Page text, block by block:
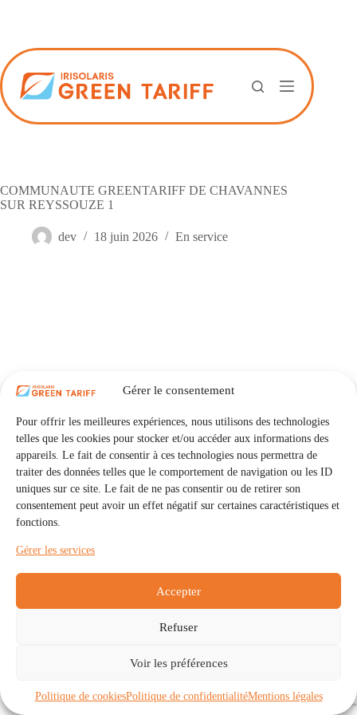
Gérer le consentement
Pour offrir les meilleures expériences, nous utilisons des technologies
telles que les cookies pour stocker et/ou accéder aux informations des
appareils. Le fait de consentir à ces technologies nous permettra de
traiter des données telles que le comportement de navigation ou les ID
uniques sur ce site. Le fait de ne pas consentir ou de retirer son
consentement peut avoir un effet négatif sur certaines caractéristiques et
fonctions.
Gérer les services
Accepter
Refuser
Voir les préférences
Politique de cookiesPolitique de confidentialitéMentions légales
COMMUNAUTE GREENTARIFF DE CHAVANNES
SUR REYSSOUZE 1
dev 18 juin 2026 En service
Communautés
À propos
Politique de cookies (UE)